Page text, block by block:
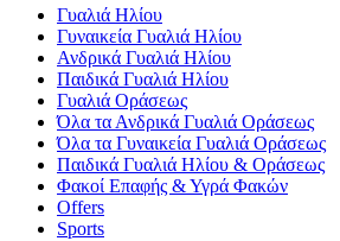
Γυαλιά Ηλίου
Γυναικεία Γυαλιά Ηλίου
Ανδρικά Γυαλιά Ηλίου
Παιδικά Γυαλιά Ηλίου
Γυαλιά Οράσεως
Όλα τα Ανδρικά Γυαλιά Οράσεως
Όλα τα Γυναικεία Γυαλιά Οράσεως
Παιδικά Γυαλιά Ηλίου & Οράσεως
Φακοί Επαφής & Υγρά Φακών
Offers
Sports